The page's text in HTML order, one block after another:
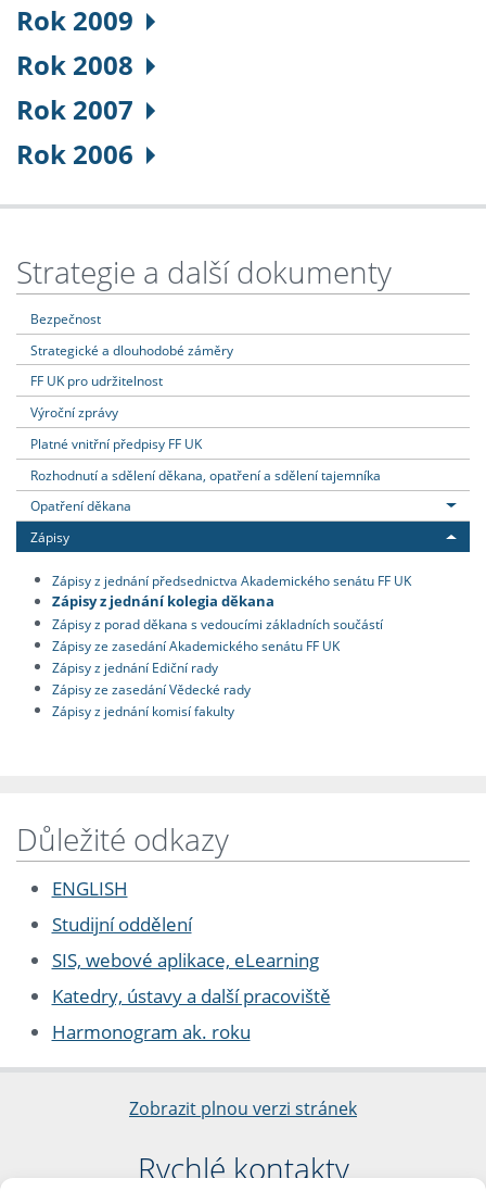
Rok 2009
Rok 2008
Rok 2007
Rok 2006
Strategie a další dokumenty
Bezpečnost
Strategické a dlouhodobé záměry
FF UK pro udržitelnost
Výroční zprávy
Platné vnitřní předpisy FF UK
Rozhodnutí a sdělení děkana, opatření a sdělení tajemníka
Opatření děkana
Zápisy
Zápisy z jednání předsednictva Akademického senátu FF UK
Zápisy z jednání kolegia děkana
Zápisy z porad děkana s vedoucími základních součástí
Zápisy ze zasedání Akademického senátu FF UK
Zápisy z jednání Ediční rady
Zápisy ze zasedání Vědecké rady
Zápisy z jednání komisí fakulty
Důležité odkazy
ENGLISH
Studijní oddělení
SIS, webové aplikace, eLearning
Katedry, ústavy a další pracoviště
Harmonogram ak. roku
Zobrazit plnou verzi stránek
Rychlé kontakty